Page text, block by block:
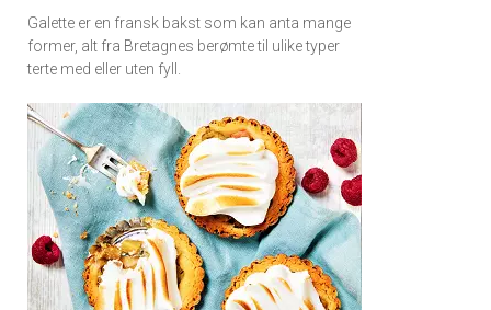
Galette er en fransk bakst som kan anta mange
former, alt fra Bretagnes berømte til ulike typer
terte med eller uten fyll.